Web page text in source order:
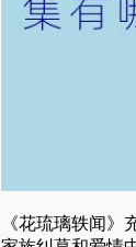
《花琉璃轶闻